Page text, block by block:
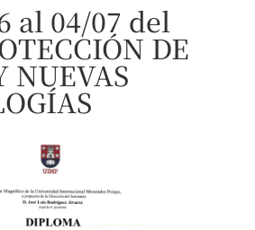
al 04/07 del
DE
NUEVAS